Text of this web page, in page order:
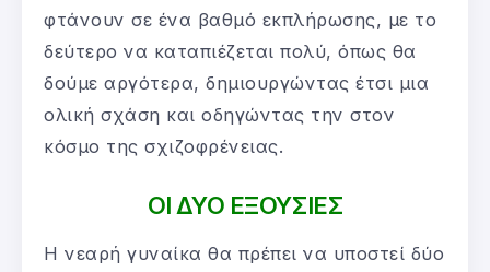
φτάνουν σε ένα βαθμό εκπλήρωσης, με το
δεύτερο να καταπιέζεται πολύ, όπως θα
δούμε αργότερα, δημιουργώντας έτσι μια
ολική σχάση και οδηγώντας την στον
κόσμο της σχιζοφρένειας.
ΟΙ ΔΥΟ ΕΞΟΥΣΙΕΣ
Η νεαρή γυναίκα θα πρέπει να υποστεί δύο